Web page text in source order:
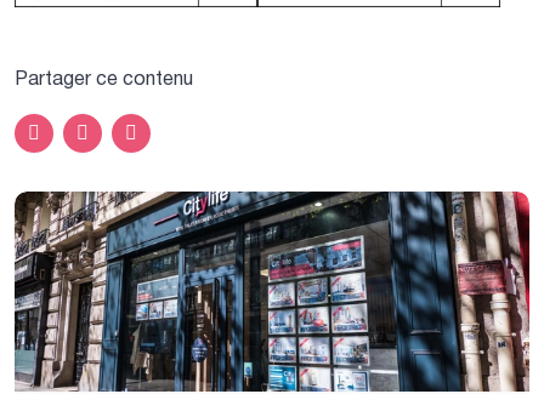
Partager ce contenu